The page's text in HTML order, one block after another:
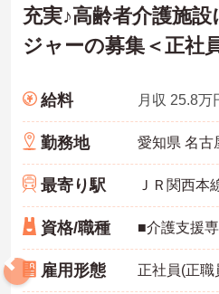
充実♪高齢者介護施
ジャーの募集＜正社
給料
勤務地
最寄り駅
資格/職種
雇用形態 正社員(正職